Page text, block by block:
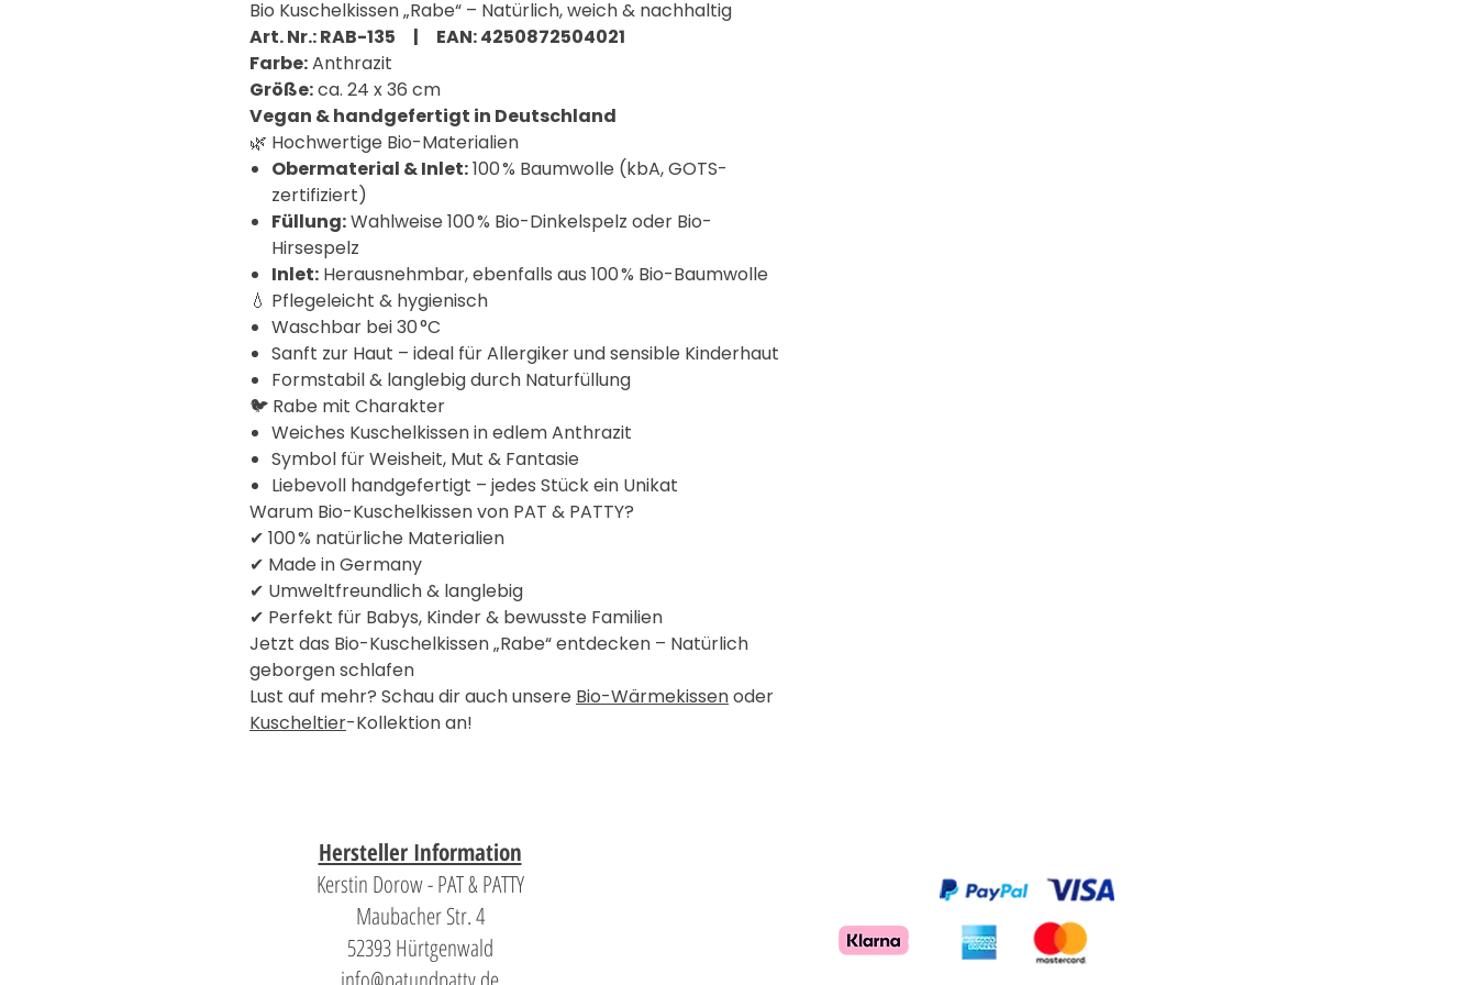
Bio Kuschelkissen „Rabe“ – Natürlich, weich & nachhaltig
Art. Nr.: RAB-135 | EAN: 4250872504021
Farbe:Anthrazit
Größe:ca. 24 x 36 cm
Vegan & handgefertigt in Deutschland
🌿 Hochwertige Bio-Materialien
Obermaterial & Inlet:100 % Baumwolle (kbA, GOTS-
zertifiziert)
Füllung:Wahlweise 100 % Bio-Dinkelspelz oder Bio-
Hirsespelz
Inlet: Herausnehmbar, ebenfalls aus 100 % Bio-Baumwolle
💧 Pflegeleicht & hygienisch
Waschbar bei 30 °C
Sanft zur Haut – ideal für Allergiker und sensible Kinderhaut
Formstabil & langlebig durch Naturfüllung
🐦 Rabe mit Charakter
Weiches Kuschelkissen in edlem Anthrazit
Symbol für Weisheit, Mut & Fantasie
Liebevoll handgefertigt – jedes Stück ein Unikat
Warum Bio-Kuschelkissen von PAT & PATTY?
✔ 100 % natürliche Materialien
✔ Made in Germany
✔ Umweltfreundlich & langlebig
✔ Perfekt für Babys, Kinder & bewusste Familien
Jetzt das Bio-Kuschelkissen „Rabe“ entdecken – Natürlich
geborgen schlafen
Lust auf mehr? Schau dir auch unsere Bio-Wärmekissenoder
Kuscheltier-Kollektion an!
Hersteller Information
Kerstin Dorow - PAT & PATTY
Maubacher Str. 4
52393 Hürtgenwald